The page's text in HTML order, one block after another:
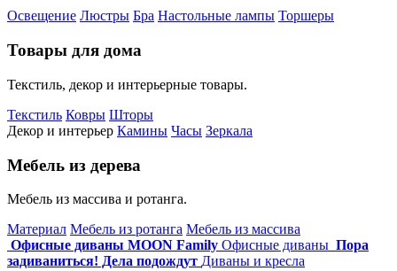
Освещение Люстры Бра Настольные лампы Торшеры
Товары для дома
Текстиль, декор и интерьерные товары.
Текстиль Ковры Шторы
Декор и интерьер Камины Часы Зеркала
Мебель из дерева
Мебель из массива и ротанга.
Материал Мебель из ротанга Мебель из массива
Офисные диваны MOON Family Офисные диваны Пора
задиваниться! Дела подождут Диваны и кресла